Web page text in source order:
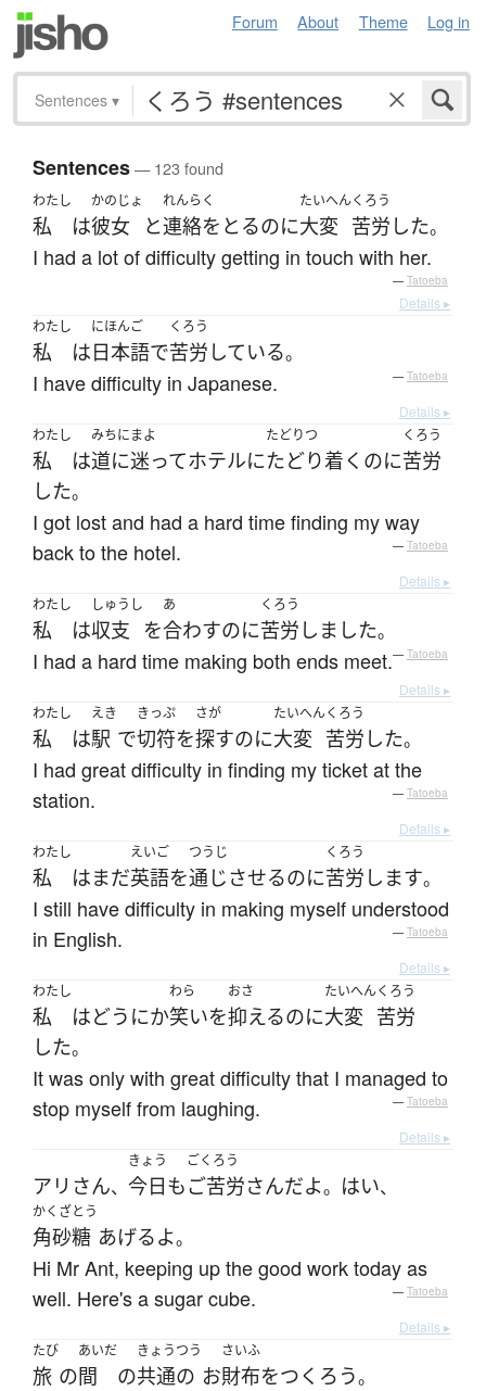
Forum About Theme Log in
Sentences ▾
Sentences— 123 found
わたし
私 は
かのじょ
彼女 と
れんらく
連絡をとるのに
たいへん
大変
くろう
苦労 した。
I had a lot of difficulty getting in touch with her.
— Tatoeba
Details ▸
わたし
私 は
にほんご
日本語で
くろう
苦労 している。
I have difficulty in Japanese. — Tatoeba
Details ▸
わたし
私 は
みちにまよ
道に迷ってホテルに
たどりつ
たどり着く のに
くろう
苦労
した。
I got lost and had a hard time finding my way
back to the hotel.
— Tatoeba
Details ▸
わたし
私 は
しゅうし
収支 を
あ
合わすのに
くろう
苦労 しました。
I had a hard time making both ends meet.— Tatoeba
Details ▸
わたし
私 は
えき
駅 で
きっぷ
切符を
さが
探すのに
たいへん
大変
くろう
苦労 した。
I had great difficulty in finding my ticket at the
station.
— Tatoeba
Details ▸
わたし
私 はまだ
えいご
英語を
つうじ
通じさせるのに
くろう
苦労 します。
I still have difficulty in making myself understood
in English.
— Tatoeba
Details ▸
わたし
私 はどうにか
わら
笑いを
おさ
抑えるのに
たいへん
大変
くろう
苦労
した。
It was only with great difficulty that I managed to
stop myself from laughing.
— Tatoeba
Details ▸
アリ さん、
きょう
今日も
ごくろう
ご苦労さんだよ。 はい、
かくざとう
角砂糖 あげるよ。
Hi Mr Ant, keeping up the good work today as
well. Here's a sugar cube.
— Tatoeba
Details ▸
たび
旅 の
あいだ
間 の
きょうつう
共通の お
さいふ
財布をつくろう。